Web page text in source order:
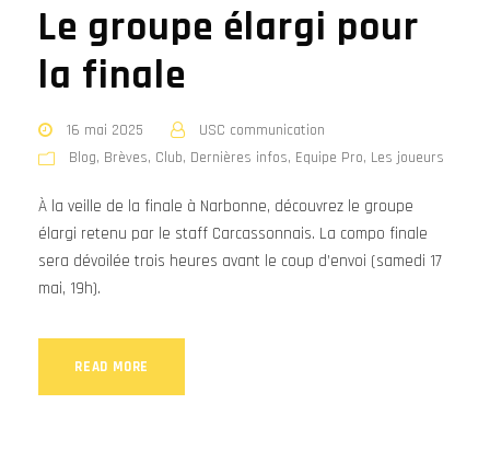
Le groupe élargi pour
la finale
16 mai 2025
USC communication
Blog, Brèves, Club, Dernières infos, Equipe Pro, Les joueurs
À la veille de la finale à Narbonne, découvrez le groupe
élargi retenu par le staff Carcassonnais. La compo finale
sera dévoilée trois heures avant le coup d’envoi (samedi 17
mai, 19h).
READ MORE